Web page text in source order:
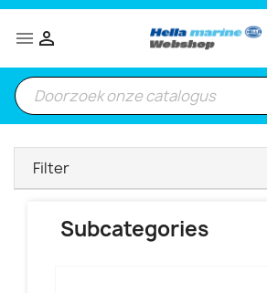
 
Filter
Subcategories